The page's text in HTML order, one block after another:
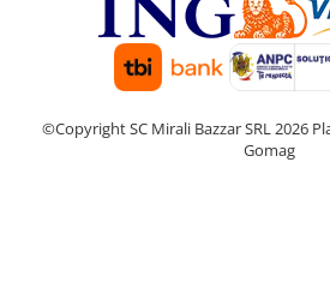
©Copyright SC Mirali Bazzar SRL 2026
Gomag